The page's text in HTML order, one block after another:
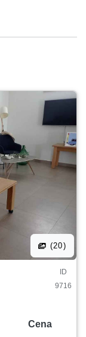
(20)
ID
9716
Cena